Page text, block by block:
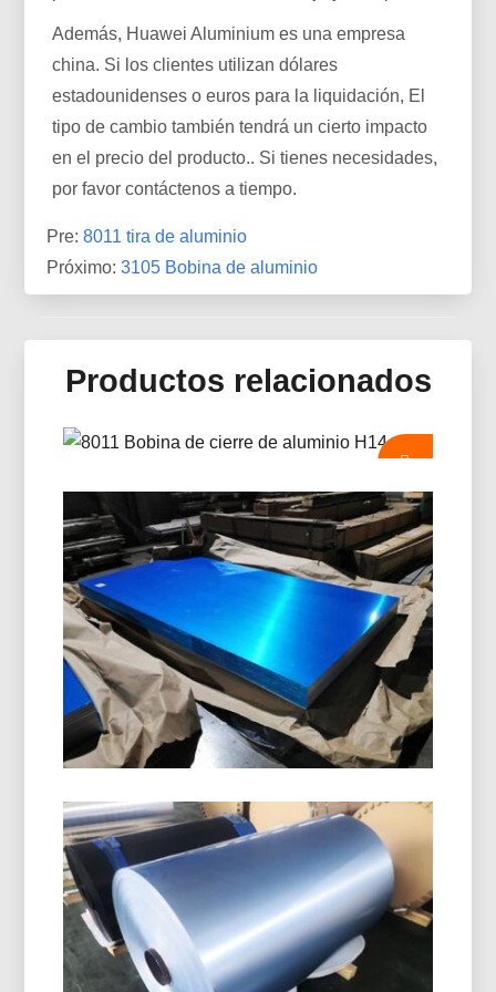
Además, Huawei Aluminium es una empresa
china. Si los clientes utilizan dólares
estadounidenses o euros para la liquidación, El
tipo de cambio también tendrá un cierto impacto
en el precio del producto.. Si tienes necesidades,
por favor contáctenos a tiempo.
Pre:8011 tira de aluminio
Próximo:3105 Bobina de aluminio
Productos relacionados
8011 Bobina De Cierre De
Aluminio H14
8011 La bobina de cierre de aluminio H14 está
especialmente diseñada para fabricar tapas de
botellas., Tapas ROPP, tapones de rosca, y
cierres de bebidas. Ofrece una excelente
formabilidad, resistencia a la corrosión, y calidad
superficial superior.
Grado Marino 5086 Placa De
Aluminio H116
Descubra cómo la calidad marina 5086 La placa
de aluminio H116 ofrece un rendimiento
excepcional en cascos, cubiertas, y equipos
offshore con un equilibrio de fuerza probado,